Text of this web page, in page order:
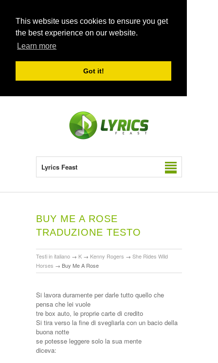
This website uses cookies to ensure you get
the best experience on our website.
Learn more
Got it!
Lyrics Feast
BUY ME A ROSE
TRADUZIONE TESTO
Testi in italiano → K → Kenny Rogers → She Rides Wild
Horses → Buy Me A Rose
Si lavora duramente per darle tutto quello che
pensa che lei vuole
tre box auto, le proprie carte di credito
Si tira verso la fine di svegliarla con un bacio della
buona notte
se potesse leggere solo la sua mente
diceva: